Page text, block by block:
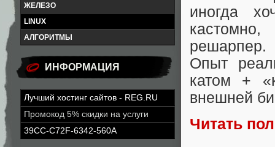
ЖЕЛЕЗО
LINUX
АЛГОРИТМЫ
ИНФОРМАЦИЯ
Лучший хостинг сайтов - REG.RU
Промокод 5% скидки на услуги
39CC-C72F-6342-560A
иногда
решарпер.
Опыт
катом +
внешней
Читать